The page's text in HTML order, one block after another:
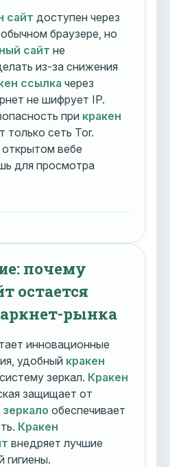
сайт доступен через
браузере, но
сайт не
из-за снижения
ссылка через
не шифрует IP.
при кракен
только сеть Tor.
открытом вебе
для просмотра
почему
остается
рынка
инновационные
удобный кракен
зеркал. Кракен
защищает от
зеркало обеспечивает
Кракен
внедряет лучшие
гигиены.